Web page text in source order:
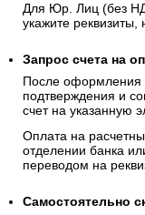
Для Юр. Лиц (без
укажите реквизиты,
Запрос счета на
После оформления
подтверждения и
счет на указанную
Оплата на
отделении банка
переводом на
Самостоятельно